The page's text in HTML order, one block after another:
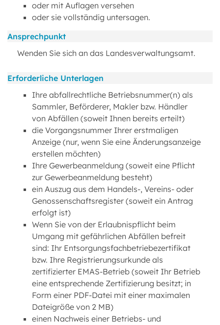
oder mit Auflagen versehen
oder sie vollständig untersagen.
Ansprechpunkt
Wenden Sie sich an das Landesverwaltungsamt.
Erforderliche Unterlagen
Ihre abfallrechtliche Betriebsnummer(n) als
Sammler, Beförderer, Makler bzw. Händler
von Abfällen (soweit Ihnen bereits erteilt)
die Vorgangsnummer Ihrer erstmaligen
Anzeige (nur, wenn Sie eine Änderungsanzeige
erstellen möchten)
Ihre Gewerbeanmeldung (soweit eine Pflicht
zur Gewerbeanmeldung besteht)
ein Auszug aus dem Handels-, Vereins- oder
Genossenschaftsregister (soweit ein Antrag
erfolgt ist)
Wenn Sie von der Erlaubnispflicht beim
Umgang mit gefährlichen Abfällen befreit
sind: Ihr Entsorgungsfachbetriebezertifikat
bzw. Ihre Registrierungsurkunde als
zertifizierter EMAS-Betrieb (soweit Ihr Betrieb
eine entsprechende Zertifizierung besitzt; in
Form einer PDF-Datei mit einer maximalen
Dateigröße von 2 MB)
einen Nachweis einer Betriebs- und